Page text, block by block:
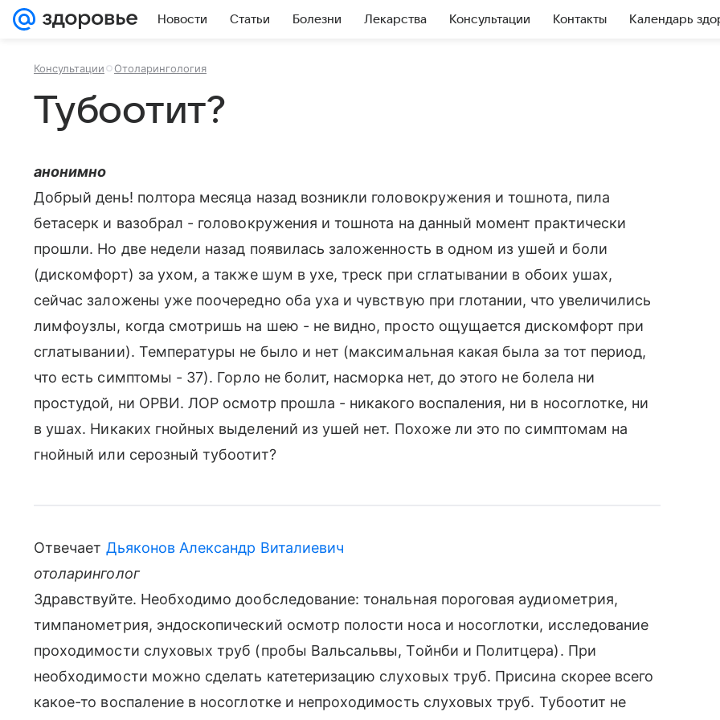
Новости Статьи Болезни Лекарства Консультации Контакты Календарь
Консультации Отоларингология
Тубоотит?
анонимно
Добрый день! полтора месяца назад возникли головокружения и тошнота, пила
бетасерк и вазобрал - головокружения и тошнота на данный момент практически
прошли. Но две недели назад появилась заложенность в одном из ушей и боли
(дискомфорт) за ухом, а также шум в ухе, треск при сглатывании в обоих ушах,
сейчас заложены уже поочередно оба уха и чувствую при глотании, что увеличились
лимфоузлы, когда смотришь на шею - не видно, просто ощущается дискомфорт при
сглатывании). Температуры не было и нет (максимальная какая была за тот период,
что есть симптомы - 37). Горло не болит, насморка нет, до этого не болела ни
простудой, ни ОРВИ. ЛОР осмотр прошла - никакого воспаления, ни в носоглотке, ни
в ушах. Никаких гнойных выделений из ушей нет. Похоже ли это по симптомам на
гнойный или серозный тубоотит?
Отвечает Дьяконов Александр Виталиевич
отоларинголог
Здравствуйте. Необходимо дообследование: тональная пороговая аудиометрия,
тимпанометрия, эндоскопический осмотр полости носа и носоглотки, исследование
проходимости слуховых труб (пробы Вальсальвы, Тойнби и Политцера). При
необходимости можно сделать катетеризацию слуховых труб. Присина скорее всего
какое-то воспаление в носоглотке и непроходимость слуховых труб. Тубоотит не